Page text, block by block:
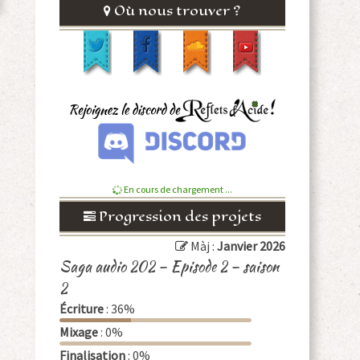
Où nous trouver ?
En cours de chargement ...
Progression des projets
Màj : Janvier 2026
Saga audio 202 – Episode 2 – saison
2
Écriture: 36%
Mixage: 0%
Finalisation: 0%